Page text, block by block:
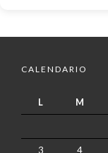
CALENDARIO
L M
3 4